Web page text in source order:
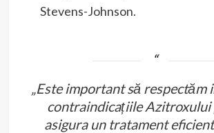
Stevens-Johnson.
„Este important să respectăm
contraindicațiile Azitroxului
asigura un tratament eficient